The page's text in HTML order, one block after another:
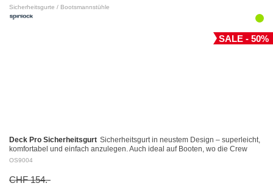
Sicherheitsgurte / Bootsmannstühle
SALE - 50%
Deck Pro Sicherheitsgurt Sicherheitsgurt in neustem Design – superleicht,
komfortabel und einfach anzulegen. Auch ideal auf Booten, wo die Crew
dauernd angeklinkt ist.…
OS9004
CHF 154.-